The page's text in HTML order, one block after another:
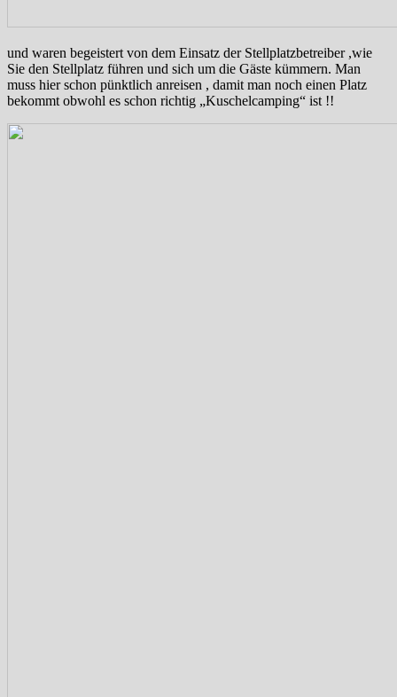
und waren begeistert von dem Einsatz der Stellplatzbetreiber ,wie
Sie den Stellplatz führen und sich um die Gäste kümmern. Man
muss hier schon pünktlich anreisen , damit man noch einen Platz
bekommt obwohl es schon richtig „Kuschelcamping“ ist !!